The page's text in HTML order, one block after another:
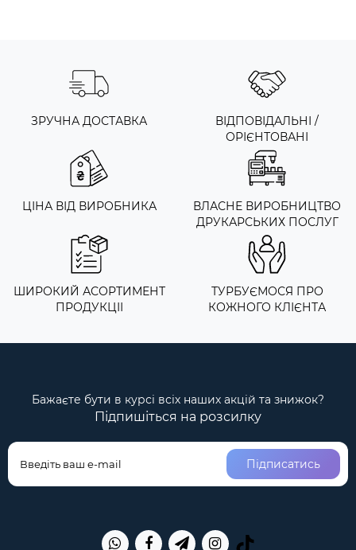
ЗРУЧНА ДОСТАВКА
ВІДПОВІДАЛЬНІ /
ОРІЄНТОВАНІ
ЦІНА ВІД ВИРОБНИКА
ВЛАСНЕ ВИРОБНИЦТВО
ДРУКАРСЬКИХ ПОСЛУГ
ШИРОКИЙ АСОРТИМЕНТ
ПРОДУКЦІІ
ТУРБУЄМОСЯ ПРО
КОЖНОГО КЛІЄНТА
Бажаєте бути в курсі всіх наших акцій та знижок?
Підпишіться на розсилку
Підписатись